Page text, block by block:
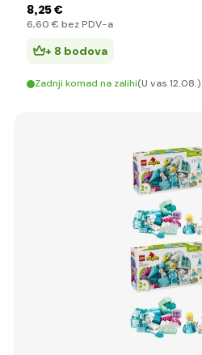
8,25 €
6,60 € bez PDV-a
+ 8 bodova
Zadnji komad na zalihi(U vas 12.08.)